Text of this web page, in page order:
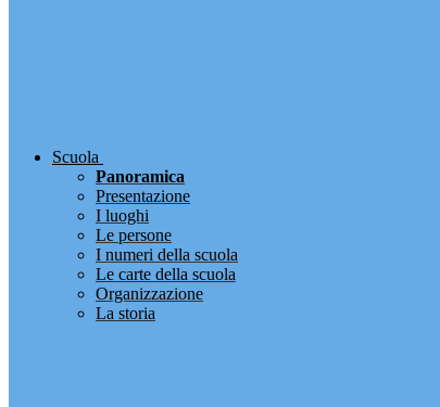
Scuola
Panoramica
Presentazione
I luoghi
Le persone
I numeri della scuola
Le carte della scuola
Organizzazione
La storia